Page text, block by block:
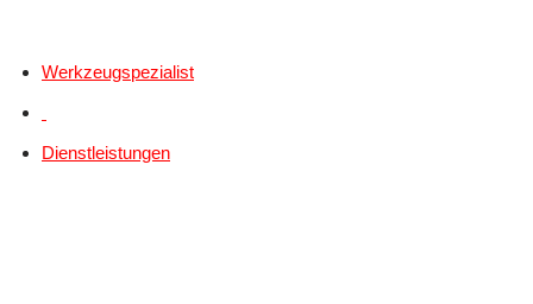
Werkzeugspezialist
Dienstleistungen